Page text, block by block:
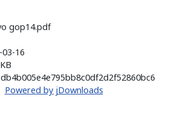
gop14.pdf
03-16
db4b005e4e795bb8c0df2d2f52860bc6
Powered by jDownloads